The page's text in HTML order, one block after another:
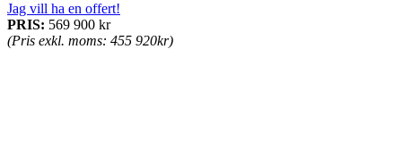
Jag vill ha en offert!
PRIS: 569 900 kr
(Pris exkl. moms: 455 920kr)